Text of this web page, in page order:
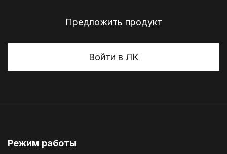
Предложить продукт
Войти в ЛК
Режим работы